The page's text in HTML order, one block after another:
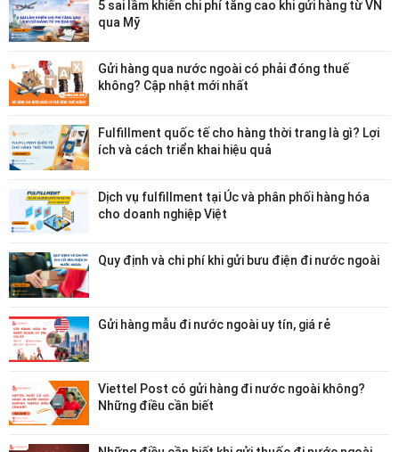
5 sai lầm khiến chi phí tăng cao khi gửi hàng từ VN
qua Mỹ
Gửi hàng qua nước ngoài có phải đóng thuế
không? Cập nhật mới nhất
Fulfillment quốc tế cho hàng thời trang là gì? Lợi
ích và cách triển khai hiệu quả
Dịch vụ fulfillment tại Úc và phân phối hàng hóa
cho doanh nghiệp Việt
Quy định và chi phí khi gửi bưu điện đi nước ngoài
Gửi hàng mẫu đi nước ngoài uy tín, giá rẻ
Viettel Post có gửi hàng đi nước ngoài không?
Những điều cần biết